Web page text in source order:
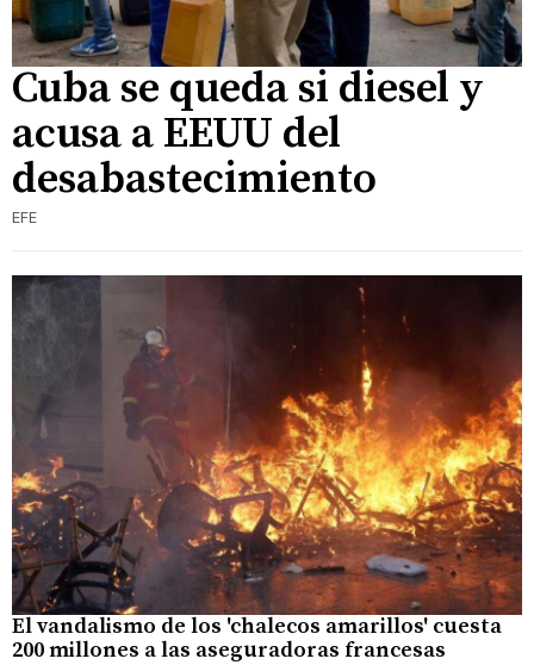
Cuba se queda si diesel y
acusa a EEUU del
desabastecimiento
EFE
El vandalismo de los 'chalecos amarillos' cuesta
200 millones a las aseguradoras francesas